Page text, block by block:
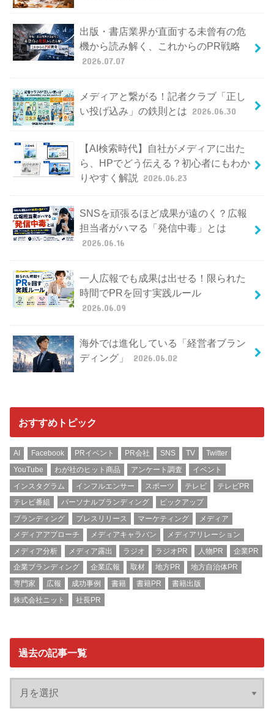
出版・書店業界が直面する未曾有の危
機から読み解く、これからのPR戦略
2026.07.07
メディアと繋がる！記者クラブ「正し
い投げ込み」の鉄則とは 2026.06.30
【AI検索時代】自社がメディアに出た
ら、HPでどう伝える？初心者にもわか
りやすく解説
2026.06.23
SNSを頑張るほど成果が遠のく？広報
担当者がハマる「発信中毒」とは
2026.06.16
一人広報でも成果は出せる！限られた
時間でPRを回す実践ルール
2026.06.09
海外では進化している「経営者ブラン
ディング」
2026.06.02
おすすめトピック
AI Facebook PRイベント PR会社 SNS TV
Twitter
YouTube
わが社のヒット商品 アンケート調査
イベント
インスタグラム
インフルエンサー スポーツ テレビ
テレビPR
テレビ番組
パーソナルブランディング
ピックアップ
ブランディング
プレスリリース マーケティング
メディア
メディアアプローチ
メディアキャラバン
メディアリレーション
メディア分析
メディア露出 ラジオ ラジオPR 人物PR
企業PR
企業ブランディング
企業広報 取材 地方PR
地方自治体PR
専門家
広報 成功事例 書籍 書籍PR
書籍出版
株式会社ニット
社長PR
過去の記事一覧